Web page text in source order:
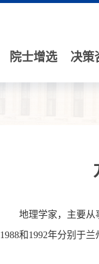
院士增选 决策
地理学家，主要从
1988和1992年分别于